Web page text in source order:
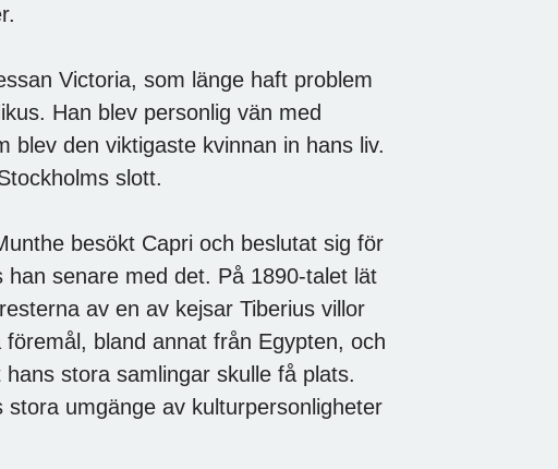
Victoria, som länge haft problem
Han blev personlig vän med
blev den viktigaste kvinnan in hans liv.
slott.
besökt Capri och beslutat sig för
senare med det. På 1890-talet lät
av en av kejsar Tiberius villor
bland annat från Egypten, och
stora samlingar skulle få plats.
umgänge av kulturpersonligheter